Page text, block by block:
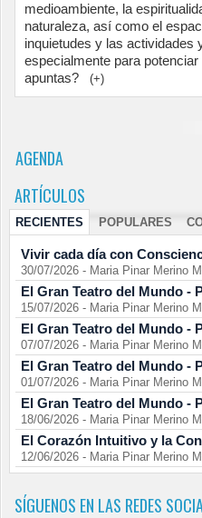
medioambiente, la
naturaleza, así como el
inquietudes y las actividades
especialmente para
apuntas?
(+)
AGENDA
ARTÍCULOS
RECIENTES POPULARES
Vivir cada día con
30/07/2026 - Maria Pinar Merino
El Gran Teatro del Mundo -
15/07/2026 - Maria Pinar Merino
El Gran Teatro del Mundo -
07/07/2026 - Maria Pinar Merino
El Gran Teatro del Mundo -
01/07/2026 - Maria Pinar Merino
El Gran Teatro del Mundo -
18/06/2026 - Maria Pinar Merino
El Corazón Intuitivo y la
12/06/2026 - Maria Pinar Merino
SÍGUENOS EN LAS REDES